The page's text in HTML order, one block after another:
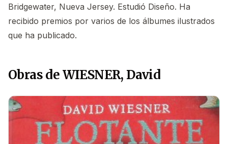
Bridgewater, Nueva Jersey. Estudió Diseño. Ha
recibido premios por varios de los álbumes ilustrados
que ha publicado.
Obras de WIESNER, David